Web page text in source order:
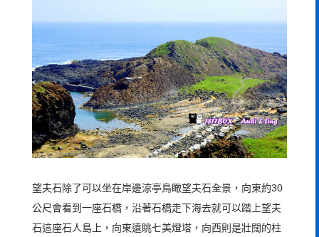
望夫石除了可以坐在岸邊涼亭鳥瞰望夫石全景，向東約30
公尺會看到一座石橋，沿著石橋走下海去就可以踏上望夫
石這座石人島上，向東遠眺七美燈塔，向西則是壯闊的柱